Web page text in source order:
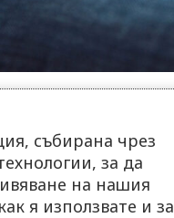
събирана чрез
за да
на нашия
я използвате и за